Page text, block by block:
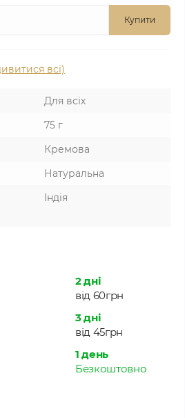
Купити
всі)
Для всіх
75 г
Кремова
Натуральна
Індія
2 дні
від 60грн
3 дні
від 45грн
1 день
Безкоштовно